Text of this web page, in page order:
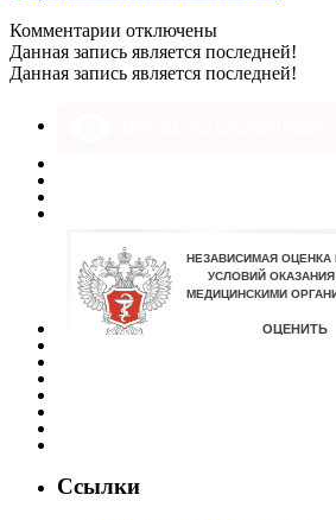
Комментарии к
записи
Забирова
отключены
Данная запись является последней!
Данная запись является последней!
Ссылки